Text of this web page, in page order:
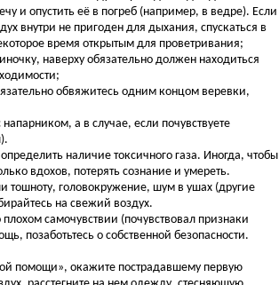
и опустить её в погреб (например, в ведре). Если
внутри не пригоден для дыхания, спускаться в
время открытым для проветривания;
наверху обязательно должен находиться
обвяжитесь одним концом веревки,
а в случае, если почувствуете
наличие токсичного газа. Иногда, чтобы
вдохов, потерять сознание и умереть.
тошноту, головокружение, шум в ушах (другие
на свежий воздух.
самочувствии (почувствовал признаки
позаботьтесь о собственной безопасности.
помощи», окажите пострадавшему первую